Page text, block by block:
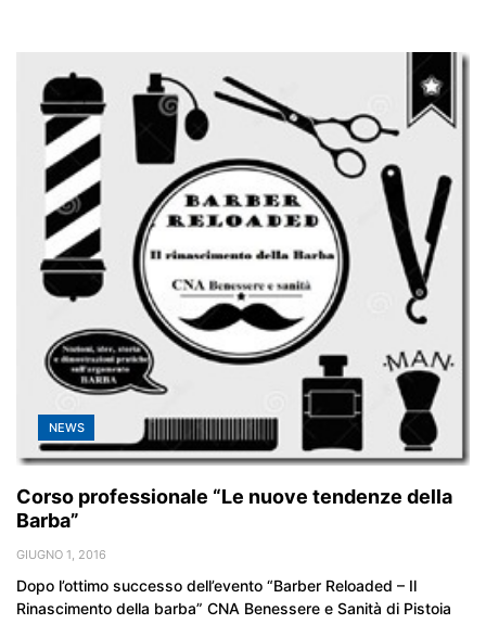
NEWS
Corso professionale “Le nuove tendenze della
Barba”
GIUGNO 1, 2016
Dopo l’ottimo successo dell’evento “Barber Reloaded – Il
Rinascimento della barba” CNA Benessere e Sanità di Pistoia